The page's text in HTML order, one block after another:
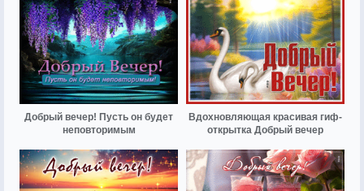
Добрый вечер! Пусть он будет
неповторимым
Вдохновляющая красивая гиф-
открытка Добрый вечер